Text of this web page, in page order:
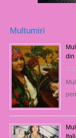
Multumiri
din
07/